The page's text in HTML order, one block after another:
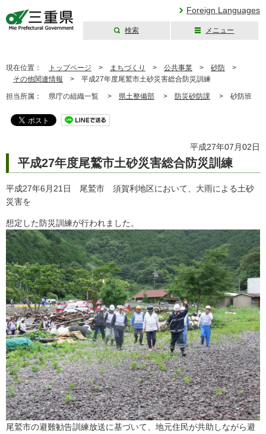
Foreign Languages
検索 メニュー
現在位置： トップページ > まちづくり > 公共事業 > 砂防 >
その他関連情報 > 平成27年度尾鷲市土砂災害総合防災訓練
担当所属： 県庁の組織一覧 > 県土整備部 > 防災砂防課 > 砂防班
平成27年07月02日
平成27年度尾鷲市土砂災害総合防災訓練
平成27年6月21日 尾鷲市 須賀利地区において、大雨による土砂
災害を
想定した防災訓練が行われました。
尾鷲市の避難勧告訓練放送に基づいて、地元住民が共助しながら避